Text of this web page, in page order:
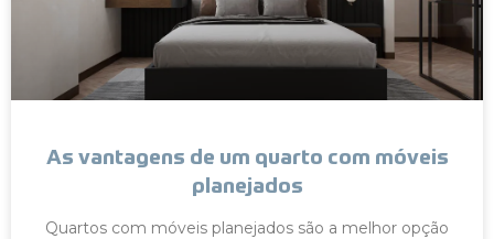
As vantagens de um quarto com móveis
planejados
Quartos com móveis planejados são a melhor opção